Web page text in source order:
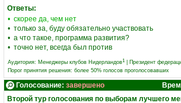
Ответы:
• скорее да, чем нет
• только за, буду обязательно участвовать
• а что такое, программа развития?
• точно нет, всегда был против
Аудитория: Менеджеры клубов Нидерландов1 Президент
Порог принятия решения: более 50% голосов проголосовавших
Голосование: завершено
Второй тур голосования по выборам лучшего